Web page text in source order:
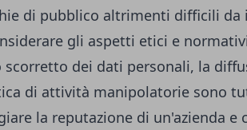
di pubblico altrimenti difficili da
gli aspetti etici e
scorretto dei dati personali, la
di attività manipolatorie sono
la reputazione di un'azienda e